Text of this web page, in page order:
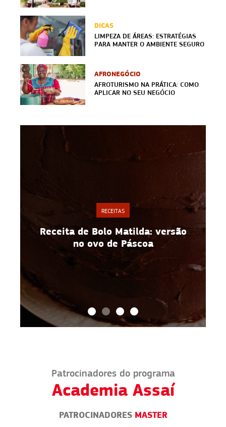
DICAS
LIMPEZA DE ÁREAS: ESTRATÉGIAS
PARA MANTER O AMBIENTE SEGURO
AFRONEGÓCIO
AFROTURISMO NA PRÁTICA: COMO
APLICAR NO SEU NEGÓCIO
RECEITAS
Espaguete de abobrinha: receita
fácil e saudável para vender
Patrocinadores do programa
Academia Assaí
PATROCINADORES MASTER